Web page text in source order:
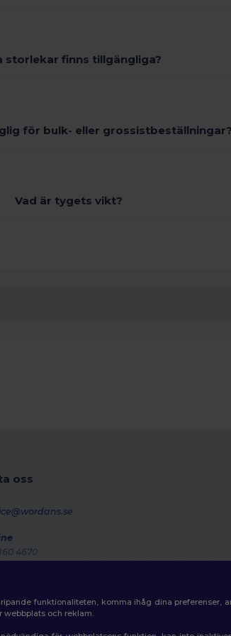
storlekar finns tillgängliga?
för bulk- eller grossistbeställningar?
Vad är tygets vikt?
oss
4670
- Thursday : 10h-13h & 14h-17h30 Friday : 10h-
funktionaliteten, komma ihåg dina preferenser,
webbplats och reklam.